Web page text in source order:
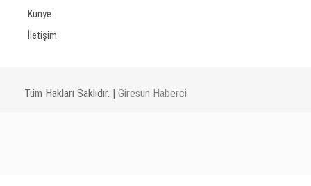
Künye
İletişim
Tüm Hakları Saklıdır. | Giresun Haberci